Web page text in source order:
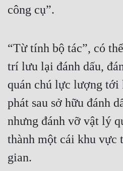
công cụ”.
“Từ tính bộ tác”, có
trí lưu lại đánh dấu,
quán chú lực lượng
phát sau sở hữu đánh
nhưng đánh vỡ vật lý
thành một cái khu vực
gian.